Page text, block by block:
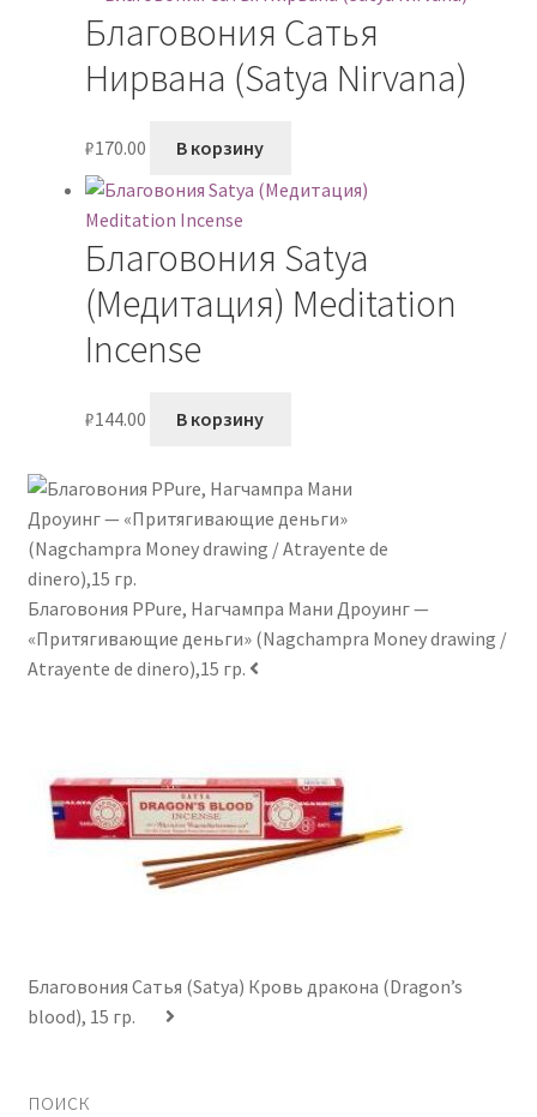
Благовония Сатья
Нирвана (Satya Nirvana)
₽170.00 В корзину
Благовония Satya
(Медитация) Meditation
Incense
₽144.00 В корзину
Благовония PPure, Нагчампра Мани Дроуинг —
«Притягивающие деньги» (Nagchampra Money drawing /
Atrayente de dinero),15 гр.
Благовония Сатья (Satya) Кровь дракона (Dragon’s
blood), 15 гр.
поиск